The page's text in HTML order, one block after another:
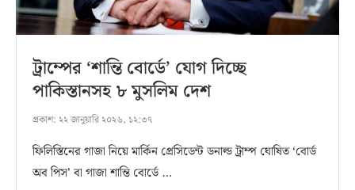
ট্রাম্পের ‘শান্তি বোর্ডে’ যোগ দিচ্ছে
পাকিস্তানসহ ৮ মুসলিম দেশ
প্রকাশ: ২২ জানুয়ারি ২০২৬, ১২:৩৭
ফিলিস্তিনের গাজা নিয়ে মার্কিন প্রেসিডেন্ট ডনাল্ড ট্রাম্প ঘোষিত ‘বোর্ড
অব পিস’ বা গাজা শান্তি বোর্ডে …